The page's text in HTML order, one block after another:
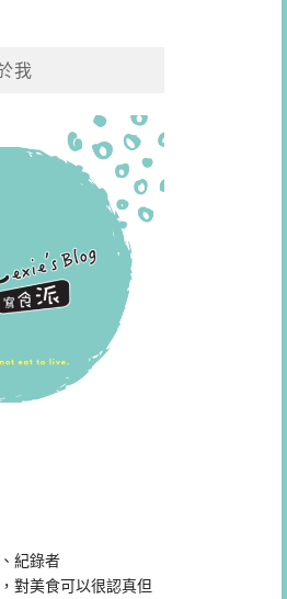
我
紀錄者
對美食可以很認真但